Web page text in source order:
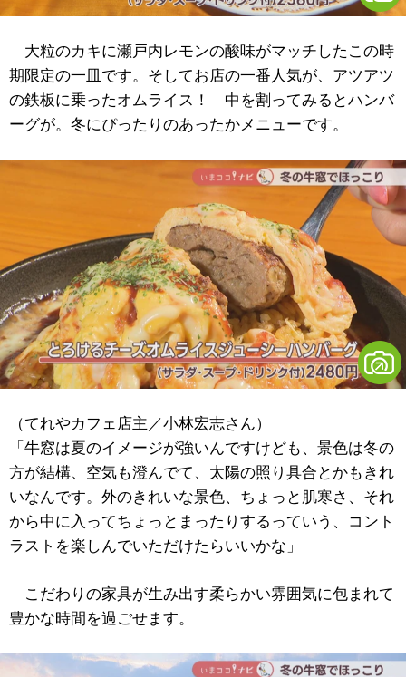
大粒のカキに瀬戸内レモンの酸味がマッチしたこの時
期限定の一皿です。そしてお店の一番人気が、アツアツ
の鉄板に乗ったオムライス！ 中を割ってみるとハンバ
ーグが。冬にぴったりのあったかメニューです。
（てれやカフェ店主／小林宏志さん）
「牛窓は夏のイメージが強いんですけども、景色は冬の
方が結構、空気も澄んでて、太陽の照り具合とかもきれ
いなんです。外のきれいな景色、ちょっと肌寒さ、それ
から中に入ってちょっとまったりするっていう、コント
ラストを楽しんでいただけたらいいかな」
こだわりの家具が生み出す柔らかい雰囲気に包まれて
豊かな時間を過ごせます。